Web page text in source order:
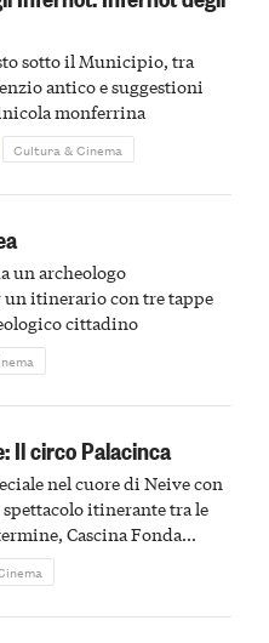
sotto il Municipio, tra
antico e suggestioni
monferrina
Cultura & Cinema
un archeologo
un itinerario con tre tappe
cittadino
Il circo Palacinca
nel cuore di Neive con
itinerante tra le
Cascina Fonda
di due